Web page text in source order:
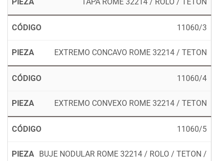
11060/3
EXTREMO CONCAVO ROME 32214 / TETON
11060/4
EXTREMO CONVEXO ROME 32214 / TETON
11060/5
BUJE NODULAR ROME 32214 / ROLO / TETON /